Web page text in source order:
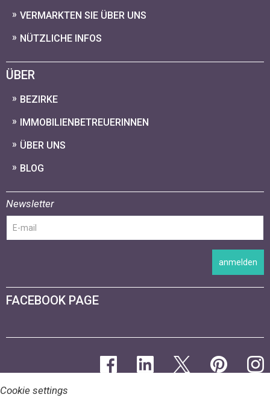
VERMARKTEN SIE ÜBER UNS
NÜTZLICHE INFOS
ÜBER
BEZIRKE
IMMOBILIENBETREUERINNEN
ÜBER UNS
BLOG
Newsletter
anmelden
FACEBOOK PAGE
Cookie settings